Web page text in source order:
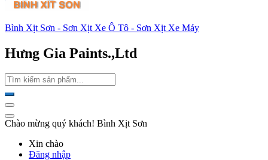
Bình Xịt Sơn - Sơn Xịt Xe Ô Tô - Sơn Xịt Xe Máy
Hưng Gia Paints.,Ltd
Chào mừng quý khách! Bình Xịt Sơn
Xin chào
Đăng nhập